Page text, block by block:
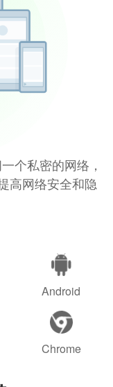
个私密的网络，
高网络安全和隐
Android
Chrome